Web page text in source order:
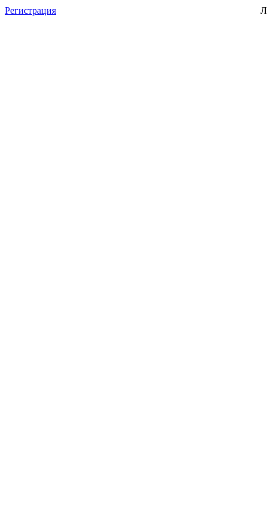
Регистрация